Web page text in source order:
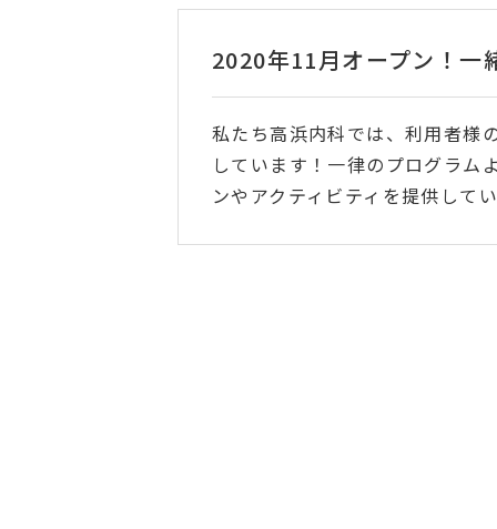
2020年11月オープン！一
私たち高浜内科では、利用者様
しています！一律のプログラム
ンやアクティビティを提供して